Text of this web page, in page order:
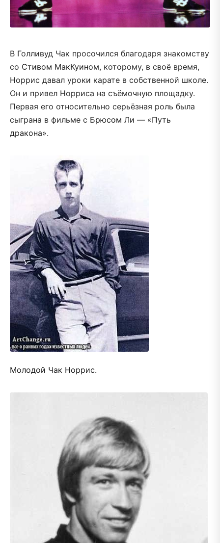
В Голливуд Чак просочился благодаря знакомству
со Стивом МакКуином, которому, в своё время,
Норрис давал уроки карате в собственной школе.
Он и привел Норриса на съёмочную площадку.
Первая его относительно серьёзная роль была
сыграна в фильме с Брюсом Ли — «Путь
дракона».
Молодой Чак Норрис.